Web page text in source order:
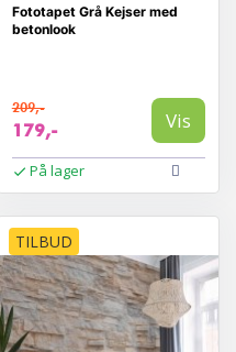
Fototapet Grå Kejser med
betonlook
209,-
179,- Vis
På lager
TILBUD